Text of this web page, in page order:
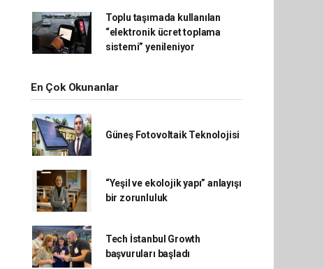
Toplu taşımada kullanılan
“elektronik ücret toplama
sistemi” yenileniyor
En Çok Okunanlar
Güneş Fotovoltaik Teknolojisi
“Yeşil ve ekolojik yapı” anlayışı
bir zorunluluk
Tech İstanbul Growth
başvuruları başladı